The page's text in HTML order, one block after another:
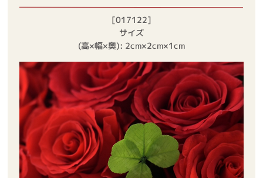
[017122]
サイズ
(高×幅×奥): 2cm×2cm×1cm